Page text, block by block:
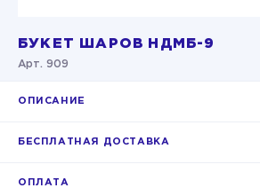
БУКЕТ ШАРОВ НДМБ-9
Арт. 909
ОПИСАНИЕ
БЕСПЛАТНАЯ ДОСТАВКА
ОПЛАТА